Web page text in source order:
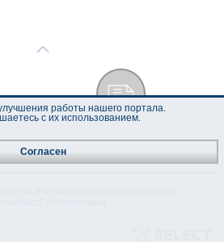
работы нашего портала.
с их использованием.
Согласен